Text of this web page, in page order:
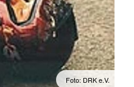
Foto: DRK e.V.